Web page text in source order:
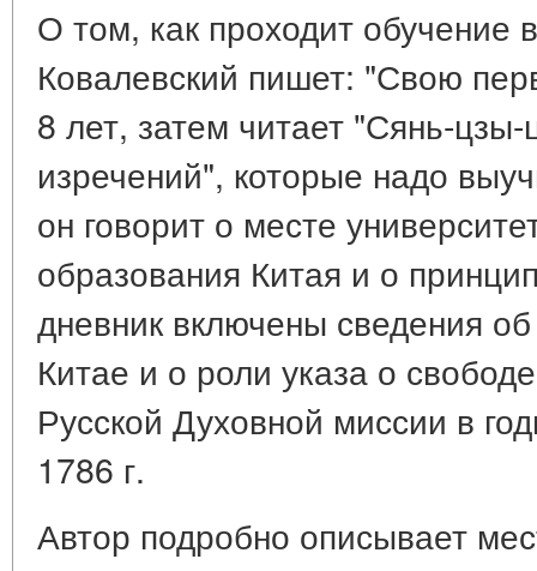
О том, как проходит
Ковалевский пишет: "Свою
8 лет, затем читает "Сянь-цзы-
изречений", которые надо
он говорит о месте
образования Китая и о
дневник включены сведения
Китае и о роли указа о
Русской Духовной миссии в
1786 г.
Автор подробно описывает